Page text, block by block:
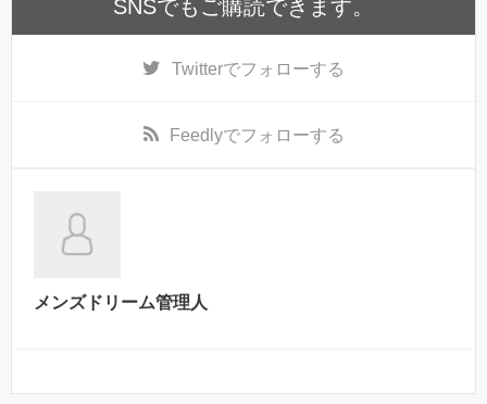
SNSでもご購読できます。
Twitterでフォローする
Feedlyでフォローする
メンズドリーム管理人